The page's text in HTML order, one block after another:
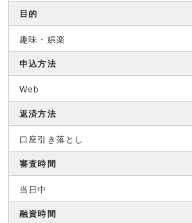
目的
趣味・娯楽
申込方法
Web
返済方法
口座引き落とし
審査時間
当日中
融資時間